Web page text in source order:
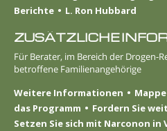
Berichte
L. Ron Hubbard
ZUSÄTZLICHE
Für Berater, im Bereich der Drogen-
betroffene Familienangehörige
Weitere Informationen
das Programm
Fordern Sie
Setzen Sie sich mit Narconon in